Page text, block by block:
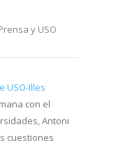
y USO
USO-Illes
con el
Antoni
cuestiones